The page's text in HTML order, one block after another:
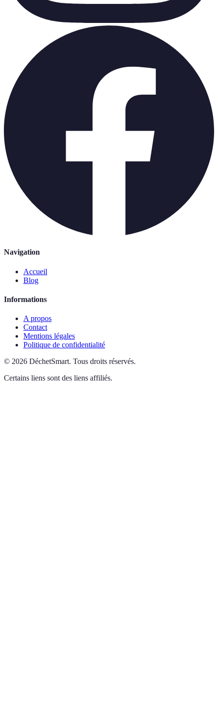
Navigation
Accueil
Blog
Informations
A propos
Contact
Mentions légales
Politique de confidentialité
© 2026 DéchetSmart. Tous droits réservés.
Certains liens sont des liens affiliés.